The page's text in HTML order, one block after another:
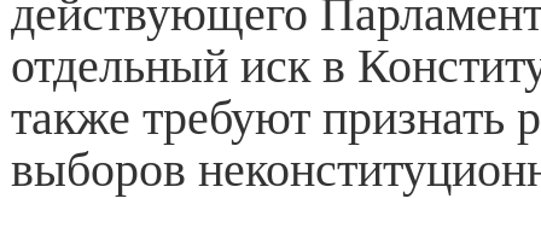
действующего
отдельный иск в
также требуют признать
выборов